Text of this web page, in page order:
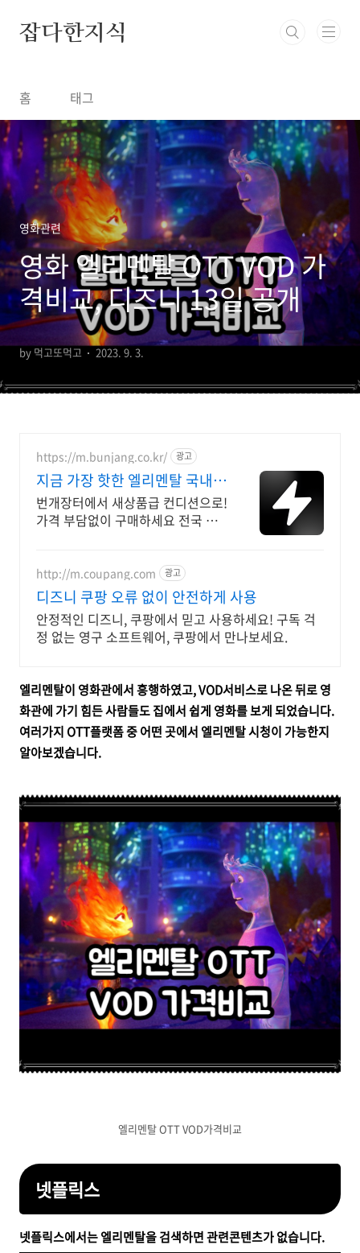
잡다한지식
홈 태그
영화관련
영화 엘리멘탈 OTT VOD 가
격비교, 디즈니 13일 공개
by 먹고또먹고 2023. 9. 3.
https://m.bunjang.co.kr/ 광고
지금 가장 핫한 엘리멘탈 국내
최대 브랜드 중고거래
번개장터에서 새상품급 컨디션으로!
가격 부담없이 구매하세요 전국 각
드
http://m.coupang.com 광고
디즈니 쿠팡 오류 없이 안전하게 사용
안정적인 디즈니, 쿠팡에서 믿고 사용하세요! 구독 걱
정 없는 영구 소프트웨어, 쿠팡에서 만나보세요.
엘리멘탈이 영화관에서 흥행하였고, VOD서비스로 나온 뒤로 영
화관에 가기 힘든 사람들도 집에서 쉽게 영화를 보게 되었습니다.
여러가지 OTT플랫폼 중 어떤 곳에서 엘리멘탈 시청이 가능한지
알아보겠습니다.
엘리멘탈 OTT VOD가격비교
넷플릭스
넷플릭스에서는 엘리멘탈을 검색하면 관련콘텐츠가 없습니다.